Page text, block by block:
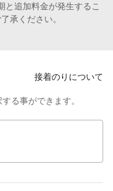
と追加料金が発生するこ
承ください。
接着のりについて
る事ができます。